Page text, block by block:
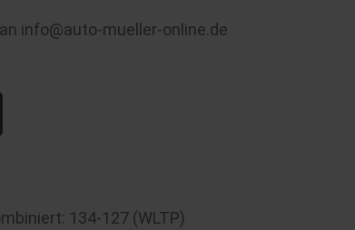
info@auto-mueller-online.de
134-127 (WLTP)